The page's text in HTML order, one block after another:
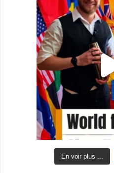
En voir plus ...